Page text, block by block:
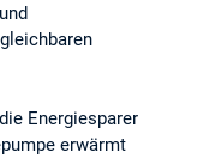
Energiesparer
erwärmt